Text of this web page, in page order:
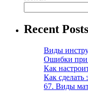
Recent Posts
Виды
Ошибки при
Как
Как сделать
67. Виды